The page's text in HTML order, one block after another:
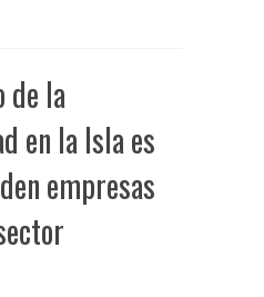
de la
en la Isla es
empresas